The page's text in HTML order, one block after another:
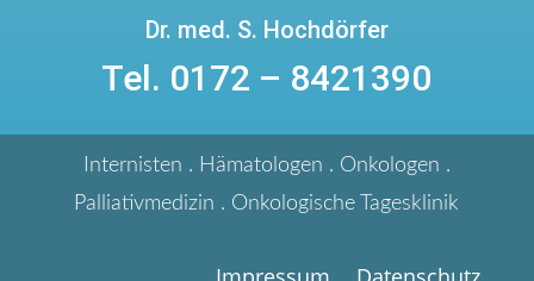
Dr. med. S. Hochdörfer
Tel. 0172 – 8421390
Internisten . Hämatologen . Onkologen .
Palliativmedizin . Onkologische Tagesklinik